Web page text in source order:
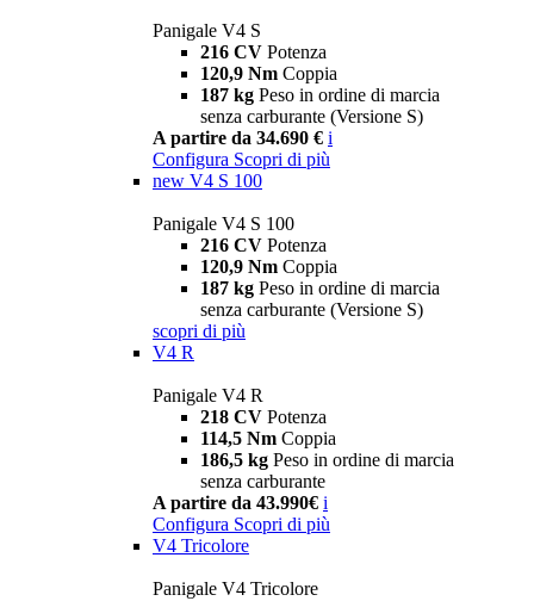
Panigale V4 S
216 CV Potenza
120,9 Nm Coppia
187 kg Peso in ordine di marcia
senza carburante (Versione S)
A partire da 34.690 € i
Configura Scopri di più
new V4 S 100
Panigale V4 S 100
216 CV Potenza
120,9 Nm Coppia
187 kg Peso in ordine di marcia
senza carburante (Versione S)
scopri di più
V4 R
Panigale V4 R
218 CV Potenza
114,5 Nm Coppia
186,5 kg Peso in ordine di marcia
senza carburante
A partire da 43.990€ i
Configura Scopri di più
V4 Tricolore
Panigale V4 Tricolore